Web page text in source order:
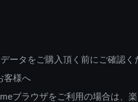
ータをご購入頂く前にご確認く
客様へ
ブラウザをご利用の場合は、